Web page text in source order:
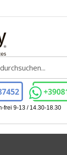
frei 9-13 / 14.30-18.30